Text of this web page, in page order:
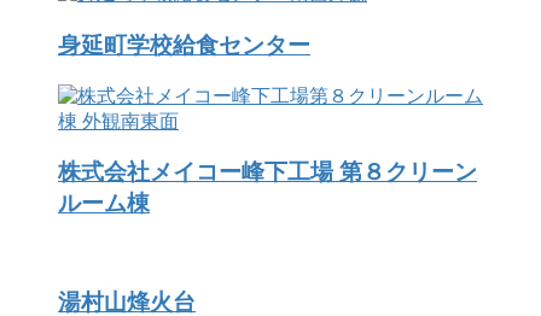
身延町学校給食センター
株式会社メイコー峰下工場 第８クリーン
ルーム棟
湯村山烽火台